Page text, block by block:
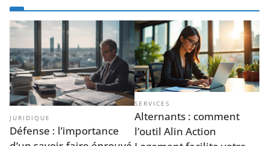
t
é
g
o
r
i
e
JURIDIQUE
Défense : l’importance
SERVICES
Alternants : comment
l’outil Alin Action